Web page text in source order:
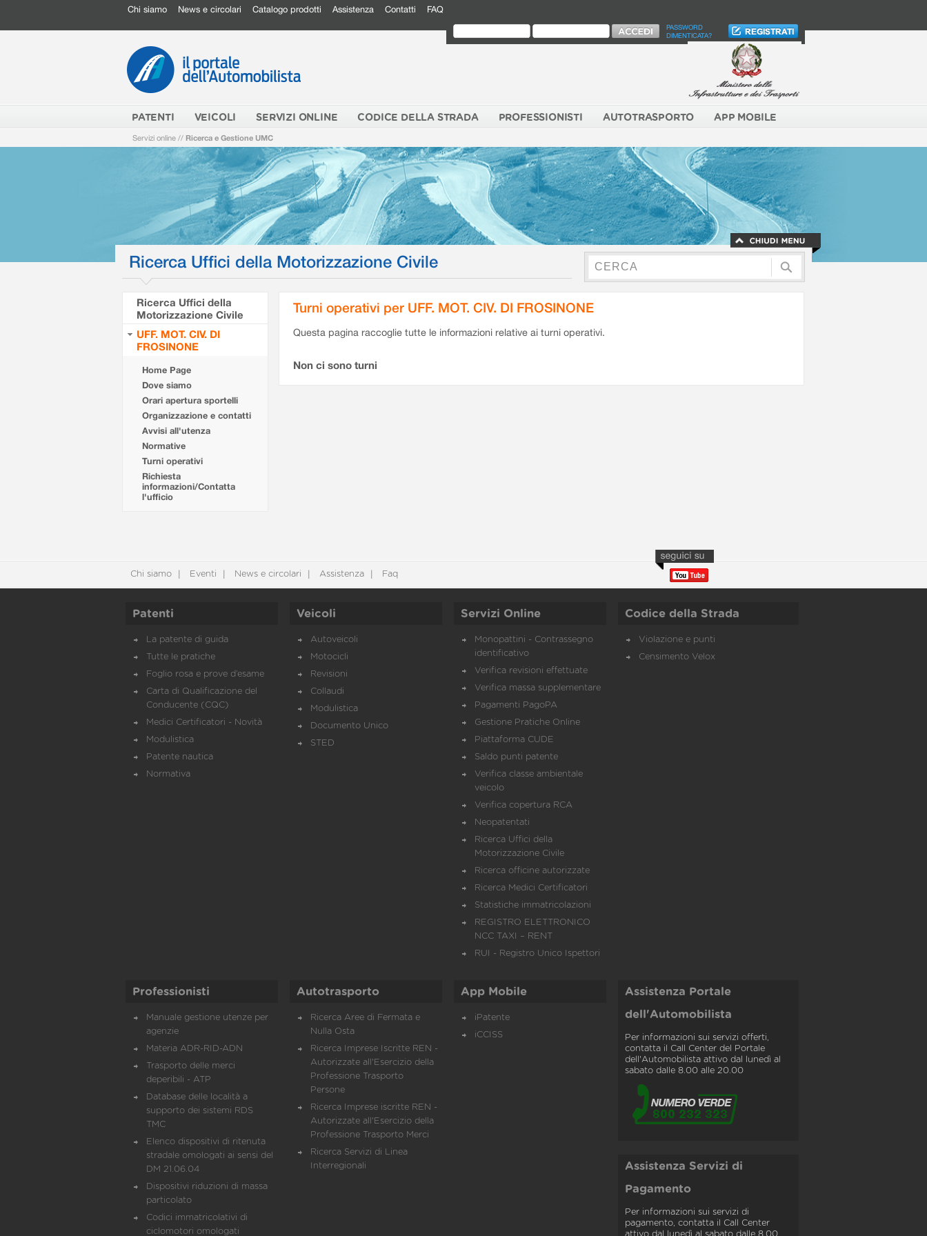
Chi siamo News e circolari Catalogo prodotti Assistenza Contatti FAQ
PASSWORD
DIMENTICATA?
PATENTI VEICOLI SERVIZI ONLINE CODICE DELLA STRADA PROFESSIONISTI AUTOTRASPORTO APP MOBILE
Servizi online // Ricerca e Gestione UMC
Ricerca Uffici della Motorizzazione Civile
Ricerca Uffici della
Motorizzazione Civile
UFF. MOT. CIV. DI
FROSINONE
Home Page
Dove siamo
Orari apertura sportelli
Organizzazione e contatti
Avvisi all'utenza
Normative
Turni operativi
Richiesta
informazioni/Contatta
l'ufficio
Turni operativi per UFF. MOT. CIV. DI FROSINONE
Questa pagina raccoglie tutte le informazioni relative ai turni operativi.
Non ci sono turni
Chi siamo Eventi News e circolari Assistenza Faq
Patenti
La patente di guida
Tutte le pratiche
Foglio rosa e prove d’esame
Carta di Qualificazione del
Conducente (CQC)
Medici Certificatori - Novità
Modulistica
Patente nautica
Normativa
Veicoli
Autoveicoli
Motocicli
Revisioni
Collaudi
Modulistica
Documento Unico
STED
Servizi Online
Monopattini - Contrassegno
identificativo
Verifica revisioni effettuate
Verifica massa supplementare
Pagamenti PagoPA
Gestione Pratiche Online
Piattaforma CUDE
Saldo punti patente
Verifica classe ambientale
veicolo
Verifica copertura RCA
Neopatentati
Ricerca Uffici della
Motorizzazione Civile
Ricerca officine autorizzate
Ricerca Medici Certificatori
Statistiche immatricolazioni
REGISTRO ELETTRONICO
NCC TAXI – RENT
RUI - Registro Unico Ispettori
Codice della Strada
Violazione e punti
Censimento Velox
Professionisti
Manuale gestione utenze per
agenzie
Materia ADR-RID-ADN
Trasporto delle merci
deperibili - ATP
Database delle località a
supporto dei sistemi RDS
TMC
Elenco dispositivi di ritenuta
stradale omologati ai sensi del
DM 21.06.04
Dispositivi riduzioni di massa
particolato
Codici immatricolativi di
ciclomotori omologati
Autotrasporto
Ricerca Aree di Fermata e
Nulla Osta
Ricerca Imprese Iscritte REN -
Autorizzate all'Esercizio della
Professione Trasporto
Persone
Ricerca Imprese iscritte REN -
Autorizzate all'Esercizio della
Professione Trasporto Merci
Ricerca Servizi di Linea
Interregionali
App Mobile
iPatente
iCCISS
Assistenza Portale
dell'Automobilista
Per informazioni sui servizi offerti,
contatta il Call Center del Portale
dell'Automobilista attivo dal lunedì al
sabato dalle 8.00 alle 20.00
Assistenza Servizi di
Pagamento
Per informazioni sui servizi di
pagamento, contatta il Call Center